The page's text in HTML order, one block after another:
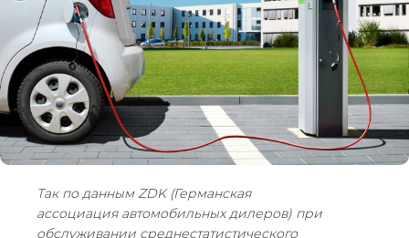
Так по данным ZDK (Германская
ассоциация автомобильных дилеров) при
обслуживании среднестатистического